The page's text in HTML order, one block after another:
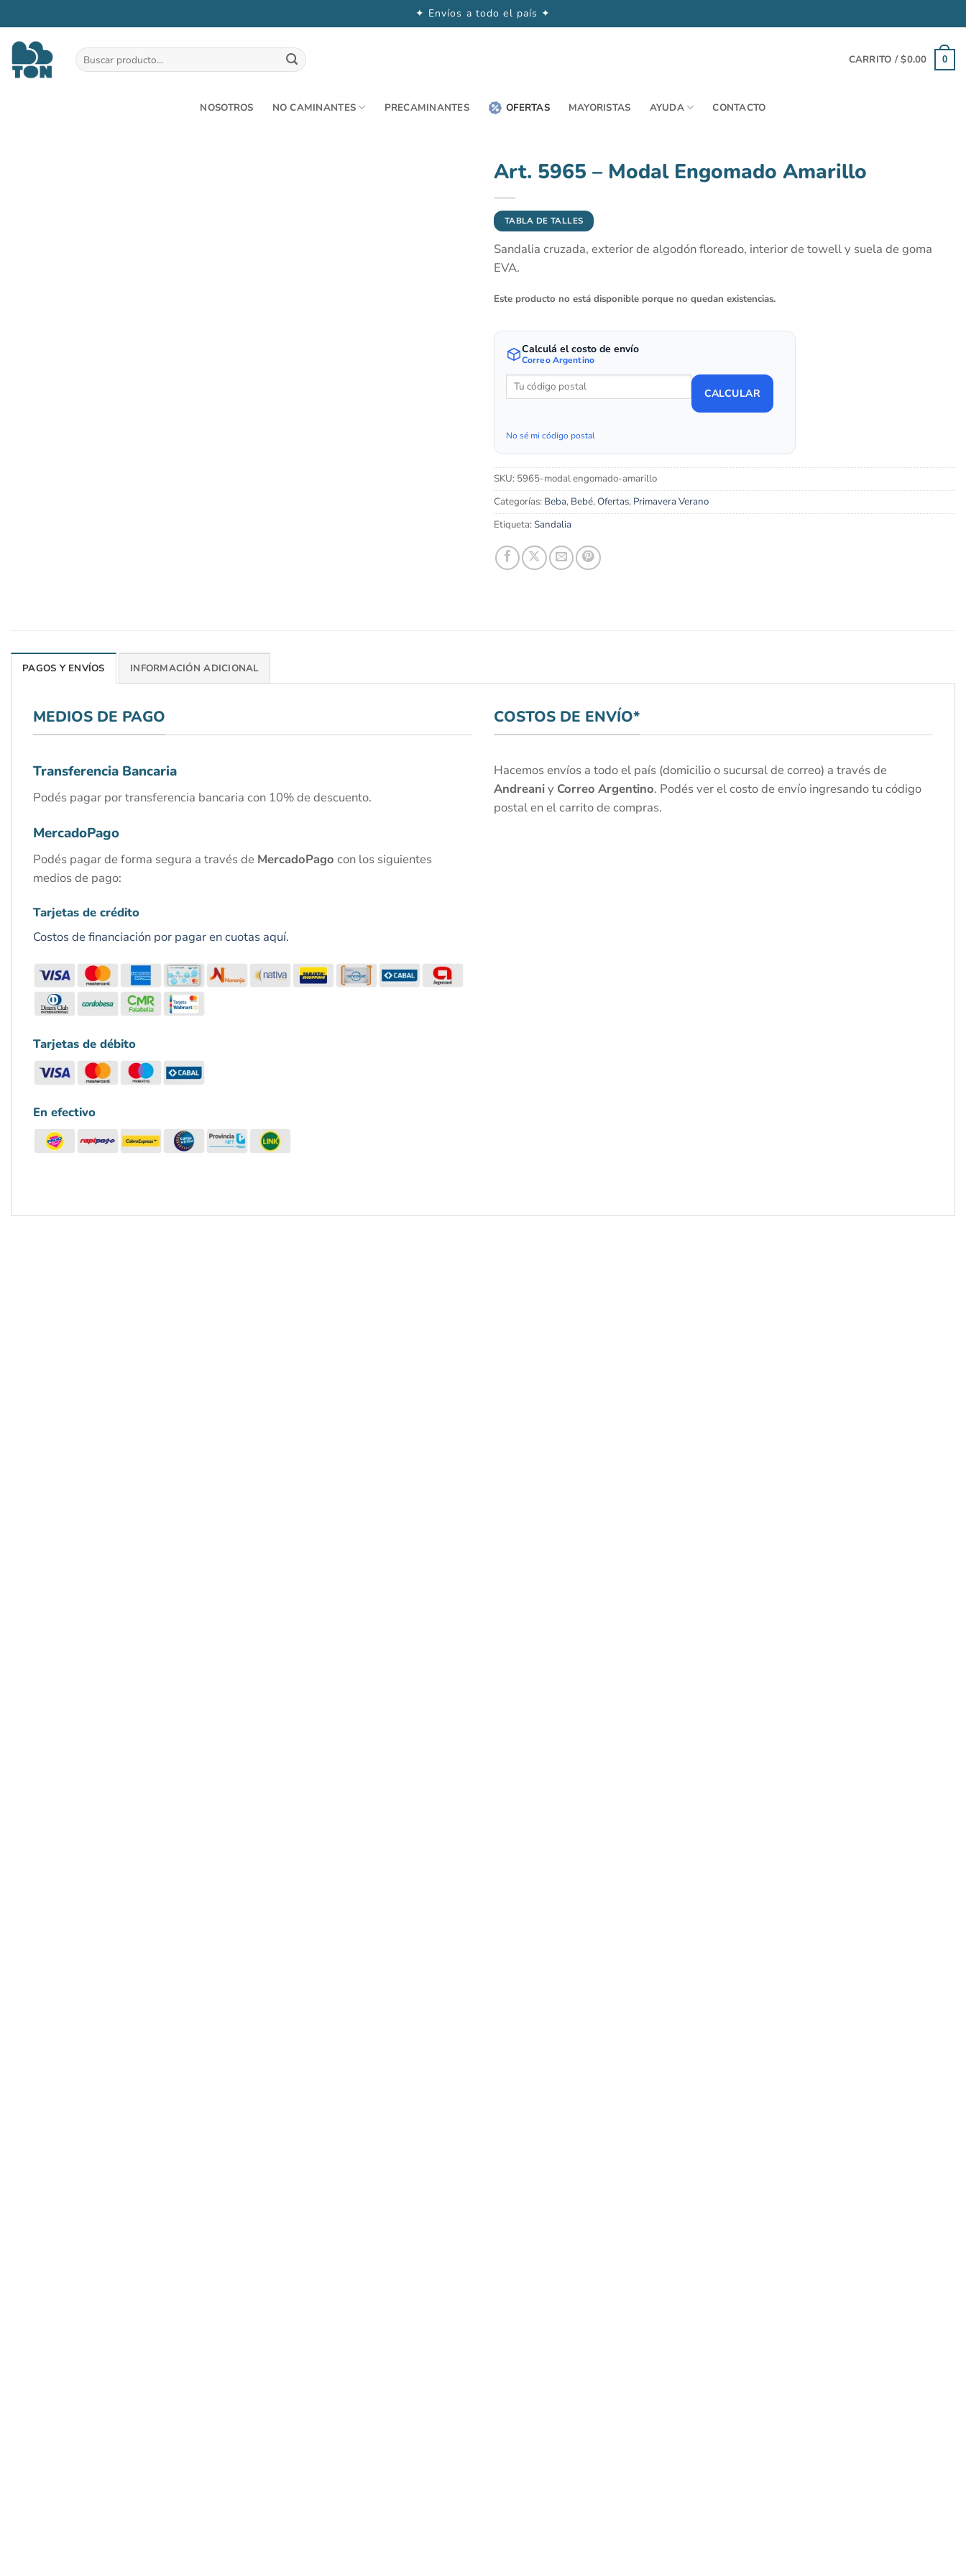
✦ Envíos a todo el país ✦
contenido
Buscar
por:
CARRITO /$0.00 0
NOSOTROS NO CAMINANTES PRECAMINANTES OFERTAS MAYORISTAS AYUDA CONTACTO
Art. 5965 – Modal Engomado Amarillo
TABLA DE TALLES
Sandalia cruzada, exterior de algodón floreado, interior de towell y suela de goma
EVA.
Este producto no está disponible porque no quedan existencias.
Calculá el costo de envío
Correo Argentino
CALCULAR
No sé mi código postal
SKU: 5965-modal engomado-amarillo
Categorías: Beba, Bebé,Ofertas, Primavera Verano
Etiqueta:Sandalia
PAGOS Y ENVÍOS INFORMACIÓN ADICIONAL
MEDIOS DE PAGO
Transferencia Bancaria
Podés pagar por transferencia bancaria con 10% de descuento.
MercadoPago
Podés pagar de forma segura a través de MercadoPago con los siguientes
medios de pago:
Tarjetas de crédito
Costos de financiación por pagar en cuotas aquí.
Tarjetas de débito
En efectivo
COSTOS DE ENVÍO*
Hacemos envíos a todo el país (domicilio o sucursal de correo) a través de
Andreaniy Correo Argentino. Podés ver el costo de envío ingresando tu código
postal en el carrito de compras.